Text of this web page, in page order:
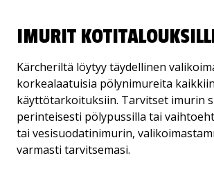
IMURIT
Kärcheriltä löytyy täydellinen
korkealaatuisia pölynimureita kaikkiin
käyttötarkoituksiin. Tarvitset imurin
perinteisesti pölypussilla tai
tai vesisuodatinimurin,
varmasti tarvitsemasi.